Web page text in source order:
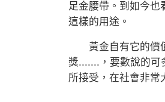
足金腰帶。到如今也
這樣的用途。
黃金自有它的價值
獎.......，要數說的可
所接受，在社會非常